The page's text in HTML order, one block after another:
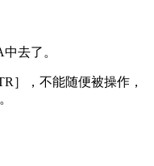
去了。
］，不能随便被操作，